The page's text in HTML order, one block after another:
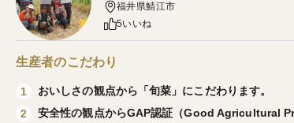
福井県鯖江市
5いいね
生産者のこだわり
1
おいしさの観点から「旬菜」にこだわります。
2
安全性の観点からGAP認証（Good Agricultural